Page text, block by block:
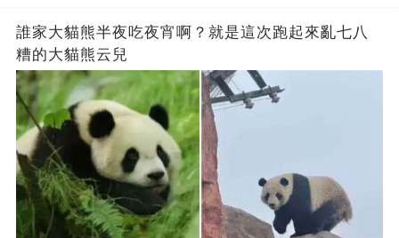
誰家大貓熊半夜吃夜宵啊？就是這次跑起來亂七八
糟的大貓熊云兒